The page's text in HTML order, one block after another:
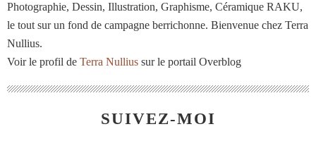
Photographie, Dessin, Illustration, Graphisme, Céramique RAKU,
le tout sur un fond de campagne berrichonne. Bienvenue chez Terra
Nullius.
Voir le profil de Terra Nullius sur le portail Overblog
SUIVEZ-MOI